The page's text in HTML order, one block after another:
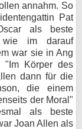
annahm. So
Pat
als beste
wie im darauf
war sie in Ang
"Im Körper des
dann für die
die einem
der Moral"
als beste
Joan Allen als